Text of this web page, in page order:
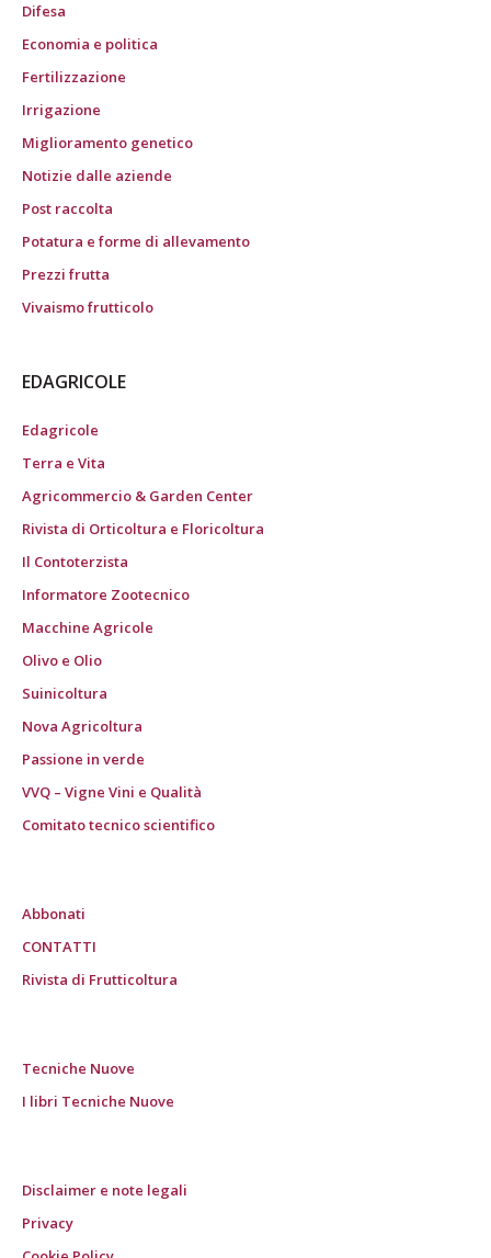
Difesa
Economia e politica
Fertilizzazione
Irrigazione
Miglioramento genetico
Notizie dalle aziende
Post raccolta
Potatura e forme di allevamento
Prezzi frutta
Vivaismo frutticolo
EDAGRICOLE
Edagricole
Terra e Vita
Agricommercio & Garden Center
Rivista di Orticoltura e Floricoltura
Il Contoterzista
Informatore Zootecnico
Macchine Agricole
Olivo e Olio
Suinicoltura
Nova Agricoltura
Passione in verde
VVQ – Vigne Vini e Qualità
Comitato tecnico scientifico
Abbonati
CONTATTI
Rivista di Frutticoltura
Tecniche Nuove
I libri Tecniche Nuove
Disclaimer e note legali
Privacy